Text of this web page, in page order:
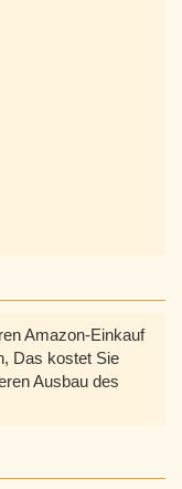
Amazon-Einkauf
Das kostet Sie
Ausbau des